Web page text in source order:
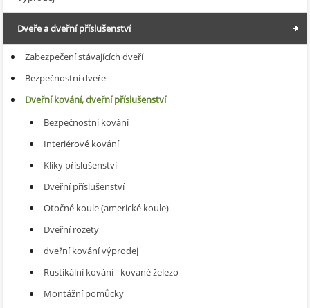
Dveře a dveřní příslušenství
Zabezpečení stávajících dveří
Bezpečnostní dveře
Dveřní kování, dveřní příslušenství
Bezpečnostní kování
Interiérové kování
Kliky příslušenství
Dveřní příslušenství
Otočné koule (americké koule)
Dveřní rozety
dveřní kování výprodej
Rustikální kování - kované železo
Montážní pomůcky